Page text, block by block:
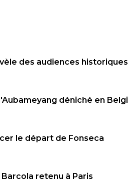
verbalement les joueurs
a eu ras le bol.
31 mai 2026 à 21:09 +330
à la fin ça agace bien.
des audiences historiques
déniché en
le départ de Fonseca
Barcola retenu à Paris